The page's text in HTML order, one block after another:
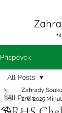
Příspěvek
All Posts
All Posts
Zahrady
2. 6. 2025